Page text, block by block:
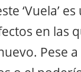
‘Vuela’
en las
Pese